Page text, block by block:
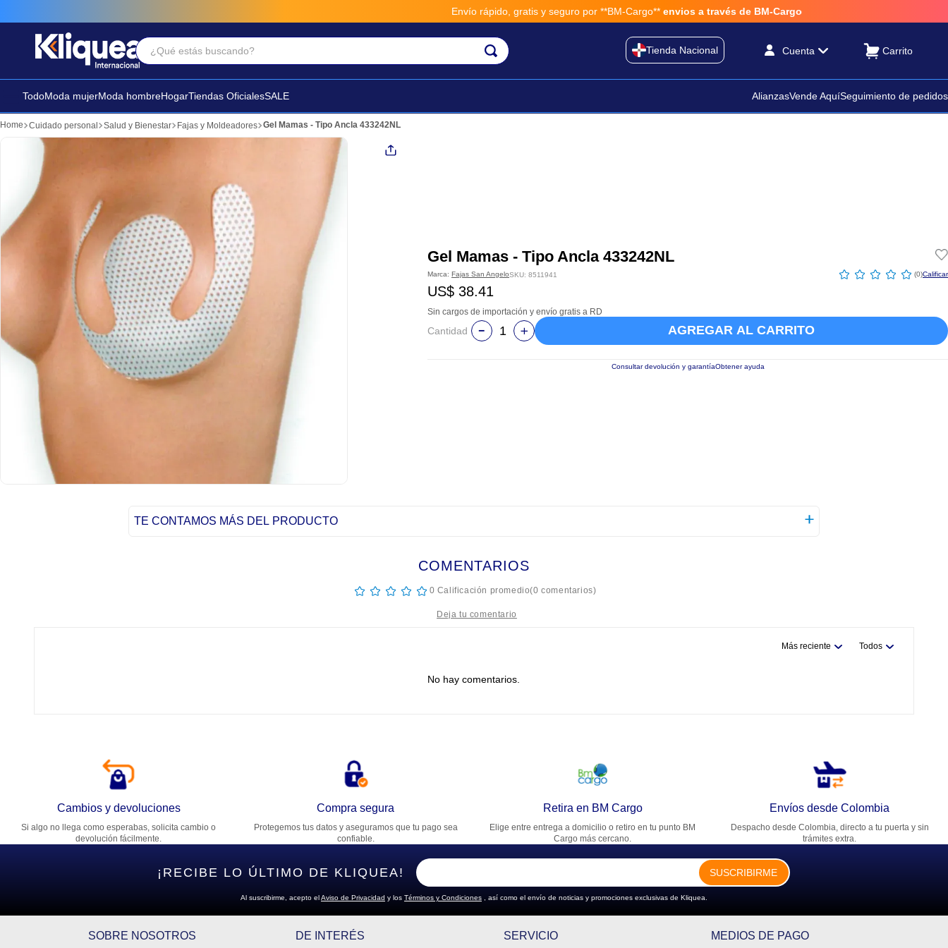
Envío rápido, gratis y seguro por **BM-Cargo** envios a través de BM-Cargo
¿Qué estás buscando?
Tienda Nacional Cuenta
TodoModa mujerModa hombreHogarTiendas OficialesSALE AlianzasVende AquíSeguimiento de pedidos
Cuidado personal Salud y Bienestar Fajas y Moldeadores Gel Mamas - Tipo Ancla 433242NL
Gel Mamas - Tipo Ancla 433242NL
Marca: Fajas San AngeloSKU: 8511941 ☆ ☆ ☆ ☆ ☆ (0)
US$ 38.41
Sin cargos de importación y envío gratis a RD
Cantidad AGREGAR AL CARRITO
Consultar devolución y garantíaObtener ayuda
TE CONTAMOS MÁS DEL PRODUCTO
COMENTARIOS
☆ ☆ ☆ ☆ ☆ 0 Calificación promedio(0 comentarios)
Dirección de email
Escribe un comentario
ENVIAR COMENTARIO
Más reciente Todos
No hay comentarios.
Cambios y devoluciones
Si algo no llega como esperabas, solicita cambio o
devolución fácilmente.
Compra segura
Protegemos tus datos y aseguramos que tu pago sea
confiable.
Retira en BM Cargo
Elige entre entrega a domicilio o retiro en tu punto BM
Cargo más cercano.
Envíos desde Colombia
Despacho desde Colombia, directo a tu puerta y sin
trámites extra.
¡RECIBE LO ÚLTIMO DE KLIQUEA! SUSCRIBIRME
Al suscribirme, acepto elAviso de Privacidad y los Términos y Condiciones , así como el envío de noticias y promociones exclusivas de Kliquea.
SOBRE NOSOTROS DE INTERÉS SERVICIO MEDIOS DE PAGO
Términos Más Buscados
2. sandalia
3. futbol